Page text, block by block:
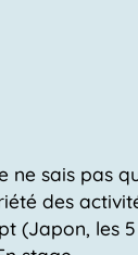
ne sais pas
des
(Japon, les 5